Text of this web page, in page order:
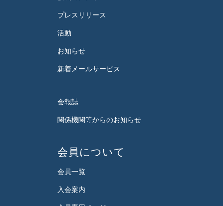
プレスリリース
活動
お知らせ
新着メールサービス
会報誌
関係機関等からのお知らせ
会員について
会員一覧
入会案内